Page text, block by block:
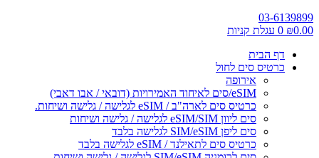
03-6139899
₪0.00
0 עגלת קניות
דף הבית
כרטיס סים לחול
אירופה
eSIM/סים לאיחוד האמירויות (דובאי / אבו דאבי)
כרטיס סים לארה"ב / eSIM לגלישה / גלישה ושיחות.
סים ליוון eSIM/SIM לגלישה / גלישה ושיחות
סים ליפן SIM/eSIM לגלישה בלבד
כרטיס סים לתאילנד / eSIM לגלישה בלבד